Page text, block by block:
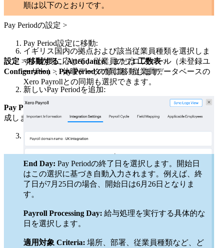
順は以下のとおりです。
Pay Periodの設定 >
Pay Period設定に移動:
設定 >移動する、Attendance、または工数表>
Configuration > Pay Periodの順に移動します。
新しいPay Periodを追加:
Pay Periodを追加
をクリックして、新しいスケジュールを作
成します。
Pay Periodの詳細を設定:
End Day: Pay Periodの終了日を選択します。開始日
はこの選択に基づき自動入力されます。例えば、終
了日が7月25日の場合、開始日は6月26日となりま
す。
Payroll Processing Day: 給与処理を実行する具体的な
日を選択します。
適用対象 Criteria: 場所、部署、従業員種類など、ど
イギリス国内の拠点および該当従業員種類を選択しま
す。必要に応じて、従業員のプロフィール（未登録ユ
ーザー）、休暇データの同期、従業員データベースの
Xero Payrollとの同期も選択できます。